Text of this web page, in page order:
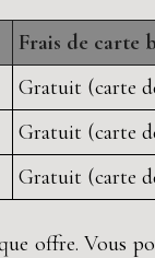
Frais de carte
Gratuit (carte
Gratuit (carte
Gratuit (carte
offre. Vous